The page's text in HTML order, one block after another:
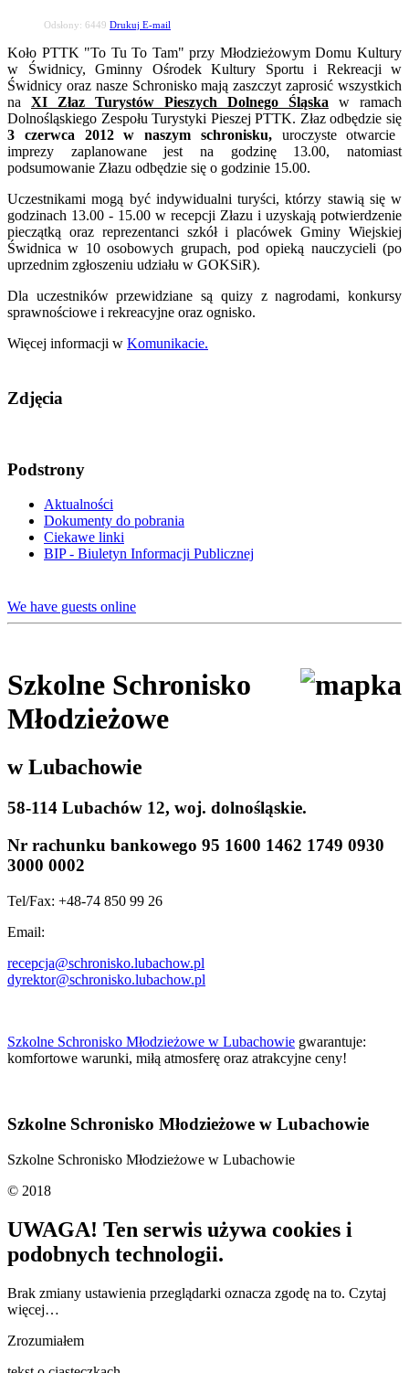
Odsłony: 6449 Drukuj E-mail
Koło PTTK "To Tu To Tam" przy Młodzieżowym Domu Kultury
w Świdnicy, Gminny Ośrodek Kultury Sportu i Rekreacji w
Świdnicy oraz nasze Schronisko mają zaszczyt zaprosić wszystkich
na XI Złaz Turystów Pieszych Dolnego Śląska
w ramach
Dolnośląskiego Zespołu Turystyki Pieszej PTTK. Złaz odbędzie się
3 czerwca 2012 w naszym schronisku,uroczyste otwarcie
imprezy zaplanowane jest na godzinę 13.00, natomiast
podsumowanie Złazu odbędzie się o godzinie 15.00.
Uczestnikami mogą być indywidualni turyści, którzy stawią się w
godzinach 13.00 - 15.00 w recepcji Złazu i uzyskają potwierdzenie
pieczątką oraz reprezentanci szkół i placówek Gminy Wiejskiej
Świdnica w 10 osobowych grupach, pod opieką nauczycieli (po
uprzednim zgłoszeniu udziału w GOKSiR).
Dla uczestników przewidziane są quizy z nagrodami, konkursy
sprawnościowe i rekreacyjne oraz ognisko.
Więcej informacji w Komunikacie.
Zdjęcia
Podstrony
Aktualności
Dokumenty do pobrania
Ciekawe linki
BIP - Biuletyn Informacji Publicznej
We have guests online
Szkolne Schronisko
Młodzieżowe
w Lubachowie
58-114 Lubachów 12, woj. dolnośląskie.
Nr rachunku bankowego 95 1600 1462 1749 0930
3000 0002
Tel/Fax: +48-74 850 99 26
Email:
recepcja@schronisko.lubachow.pl
dyrektor@schronisko.lubachow.pl
Szkolne Schronisko Młodzieżowe w Lubachowie gwarantuje:
komfortowe warunki, miłą atmosferę oraz atrakcyjne ceny!
Szkolne Schronisko Młodzieżowe w Lubachowie
Szkolne Schronisko Młodzieżowe w Lubachowie
© 2018
UWAGA! Ten serwis używa cookies i
podobnych technologii.
Brak zmiany ustawienia przeglądarki oznacza zgodę na to. Czytaj
więcej…
Zrozumiałem